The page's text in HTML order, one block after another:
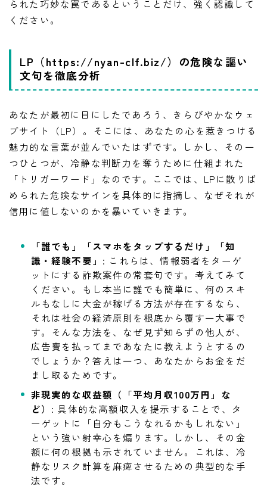
られた巧妙な罠であるということだけ、強く認識して
ください。
LP（https://nyan-clf.biz/）の危険な謳い
文句を徹底分析
あなたが最初に目にしたであろう、きらびやかなウェ
ブサイト（LP）。そこには、あなたの心を惹きつける
魅力的な言葉が並んでいたはずです。しかし、その一
つひとつが、冷静な判断力を奪うために仕組まれた
「トリガーワード」なのです。ここでは、LPに散りば
められた危険なサインを具体的に指摘し、なぜそれが
信用に値しないのかを暴いていきます。
「誰でも」「スマホをタップするだけ」「知
識・経験不要」 : これらは、情報弱者をターゲ
ットにする詐欺案件の常套句です。考えてみて
ください。もし本当に誰でも簡単に、何のスキ
ルもなしに大金が稼げる方法が存在するなら、
それは社会の経済原則を根底から覆す一大事で
す。そんな方法を、なぜ見ず知らずの他人が、
広告費を払ってまであなたに教えようとするの
でしょうか？答えは一つ、あなたからお金をだ
まし取るためです。
非現実的な収益額（「平均月収100万円」な
ど） : 具体的な高額収入を提示することで、タ
ーゲットに「自分もこうなれるかもしれない」
という強い射幸心を煽ります。しかし、その金
額に何の根拠も示されていません。これは、冷
静なリスク計算を麻痺させるための典型的な手
法です。